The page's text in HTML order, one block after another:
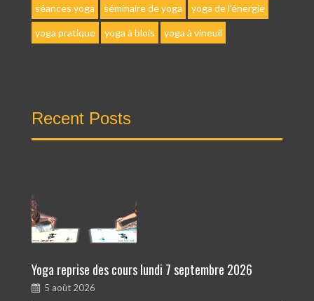
séances yoga séminaire de yoga yoga de l'énergie
yoga pratique yoga à blois yoga à vineuil
Recent Posts
Yoga reprise des cours lundi 7 septembre 2026
5 août 2026